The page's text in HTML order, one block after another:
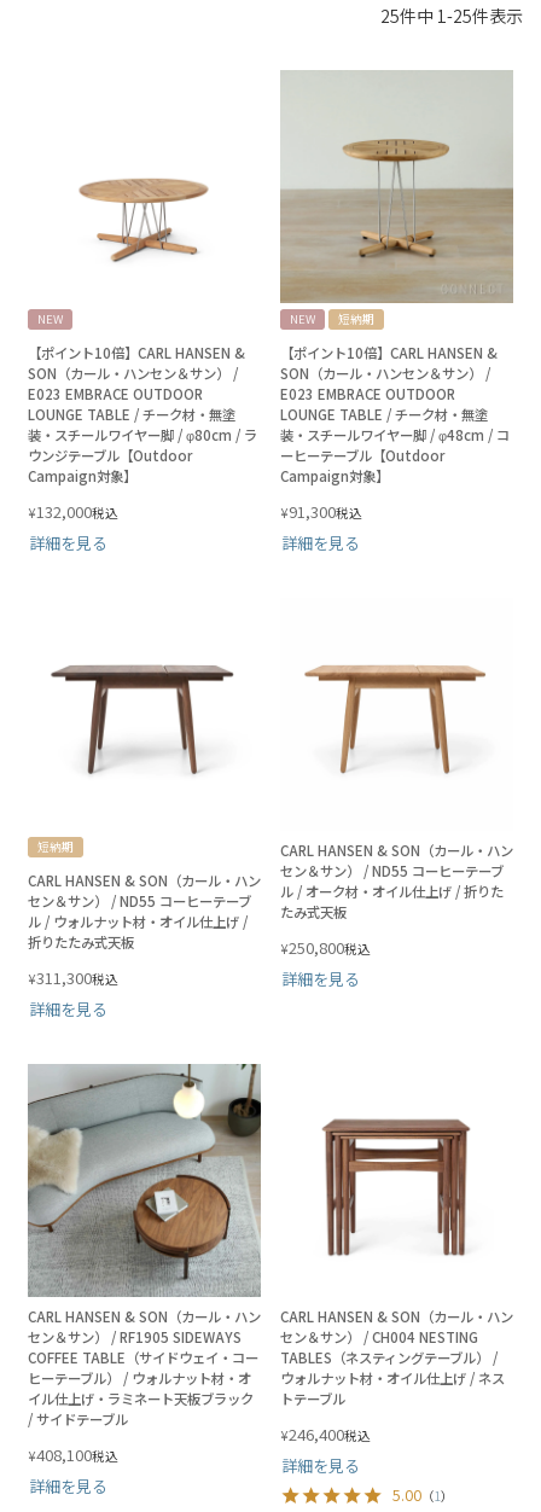
25件中 1-25件表示
NEW
【ポイント10倍】CARL HANSEN &
SON（カール・ハンセン＆サン） /
E023 EMBRACE OUTDOOR
LOUNGE TABLE / チーク材・無塗
装・スチールワイヤー脚 / φ80cm / ラ
ウンジテーブル【Outdoor
Campaign対象】
¥132,000税込
詳細を見る
NEW 短納期
【ポイント10倍】CARL HANSEN &
SON（カール・ハンセン＆サン） /
E023 EMBRACE OUTDOOR
LOUNGE TABLE / チーク材・無塗
装・スチールワイヤー脚 / φ48cm / コ
ーヒーテーブル【Outdoor
Campaign対象】
¥91,300税込
詳細を見る
短納期
CARL HANSEN & SON（カール・ハン
セン＆サン） / ND55 コーヒーテーブ
ル / ウォルナット材・オイル仕上げ /
折りたたみ式天板
¥311,300税込
詳細を見る
CARL HANSEN & SON（カール・ハン
セン＆サン） / ND55 コーヒーテーブ
ル / オーク材・オイル仕上げ / 折りた
たみ式天板
¥250,800税込
詳細を見る
CARL HANSEN & SON（カール・ハン
セン＆サン） / RF1905 SIDEWAYS
COFFEE TABLE（サイドウェイ・コー
ヒーテーブル） / ウォルナット材・オ
イル仕上げ・ラミネート天板ブラック
/ サイドテーブル
¥408,100税込
詳細を見る
CARL HANSEN & SON（カール・ハン
セン＆サン） / CH004 NESTING
TABLES（ネスティングテーブル） /
ウォルナット材・オイル仕上げ / ネス
トテーブル
¥246,400税込
詳細を見る
5.00 （1）